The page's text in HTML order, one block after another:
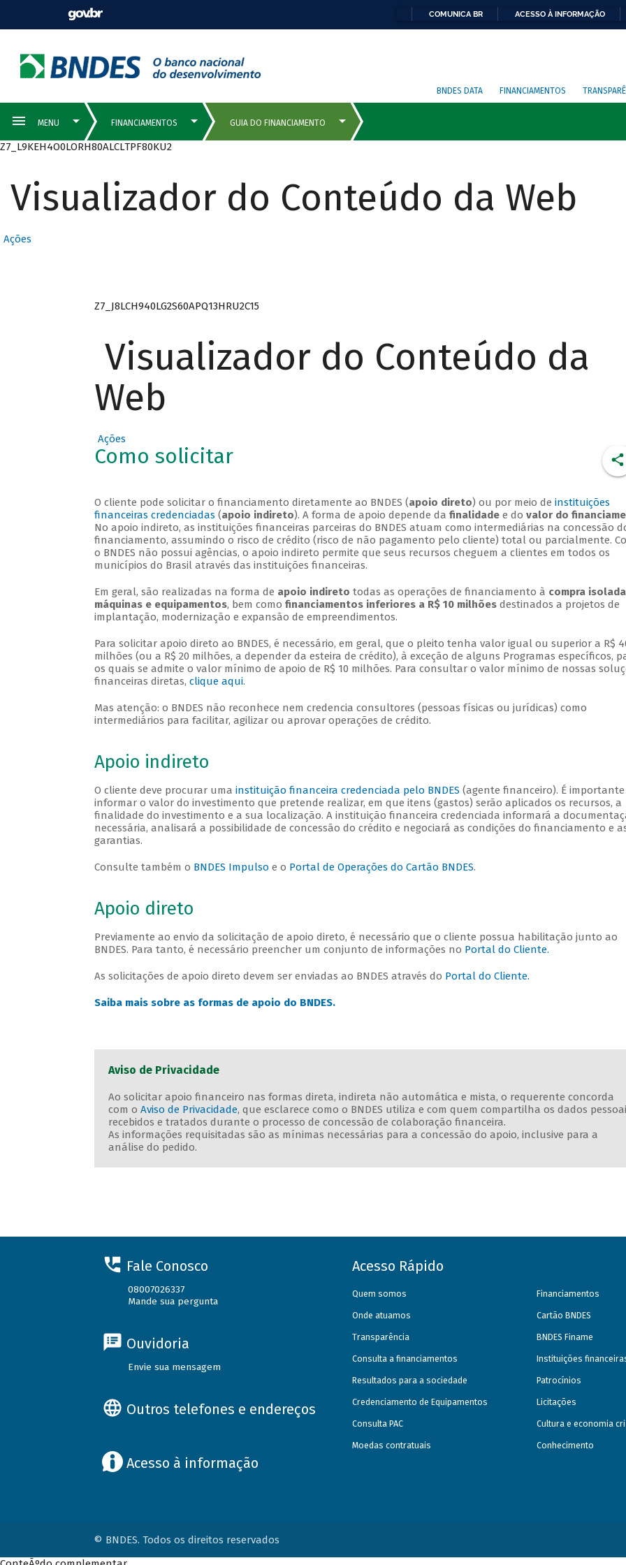
COMUNICA BR ACESSO À INFORMAÇÃO
BNDES DATA FINANCIAMENTOS
Z7_L9KEH4O0LORH80ALCLTPF80KU2
Visualizador do Conteúdo da Web
Ações
Z7_J8LCH940LG2S60APQ13HRU2C15
Visualizador do Conteúdo da
Web
Ações
Como solicitar
O cliente pode solicitar o financiamento diretamente ao BNDES (apoio direto) ou por meio de instituições
financeiras credenciadas (apoio indireto). A forma de apoio depende da finalidadee do valor do
No apoio indireto, as instituições financeiras parceiras do BNDES atuam como intermediárias na concessão
financiamento, assumindo o risco de crédito (risco de não pagamento pelo cliente) total ou parcialmente.
o BNDES não possui agências, o apoio indireto permite que seus recursos cheguem a clientes em todos os
municípios do Brasil através das instituições financeiras.
Em geral, são realizadas na forma de apoio indireto todas as operações de financiamento à compra
máquinas e equipamentos, bem como financiamentos inferiores a R$ 10 milhõesdestinados a projetos de
implantação, modernização e expansão de empreendimentos.
Para solicitar apoio direto ao BNDES, é necessário, em geral, que o pleito tenha valor igual ou superior a R$
milhões (ou a R$ 20 milhões, a depender da esteira de crédito), à exceção de alguns Programas específicos,
os quais se admite o valor mínimo de apoio de R$ 10 milhões. Para consultar o valor mínimo de nossas
financeiras diretas, clique aqui.
Mas atenção: o BNDES não reconhece nem credencia consultores (pessoas físicas ou jurídicas) como
intermediários para facilitar, agilizar ou aprovar operações de crédito.
Apoio indireto
O cliente deve procurar uma instituição financeira credenciada pelo BNDES (agente financeiro). É importante
informar o valor do investimento que pretende realizar, em que itens (gastos) serão aplicados os recursos, a
finalidade do investimento e a sua localização. A instituição financeira credenciada informará a
necessária, analisará a possibilidade de concessão do crédito e negociará as condições do financiamento e
garantias.
Consulte também o BNDES Impulso e o Portal de Operações do Cartão BNDES.
Apoio direto
Previamente ao envio da solicitação de apoio direto, é necessário que o cliente possua habilitação junto ao
BNDES. Para tanto, é necessário preencher um conjunto de informações no Portal do Cliente.
As solicitações de apoio direto devem ser enviadas ao BNDES através do Portal do Cliente.
Saiba mais sobre as formas de apoio do BNDES.
Aviso de Privacidade
Ao solicitar apoio financeiro nas formas direta, indireta não automática e mista, o requerente concorda
com o Aviso de Privacidade, que esclarece como o BNDES utiliza e com quem compartilha os dados
recebidos e tratados durante o processo de concessão de colaboração financeira.
As informações requisitadas são as mínimas necessárias para a concessão do apoio, inclusive para a
análise do pedido.
Fale Conosco
08007026337
Mande sua pergunta
Ouvidoria
Envie sua mensagem
Outros telefones e endereços
Acesso à informação
Acesso Rápido
Quem somos
Onde atuamos
Transparência
Consulta a financiamentos
Resultados para a sociedade
Credenciamento de Equipamentos
Consulta PAC
Moedas contratuais
Financiamentos
Cartão BNDES
BNDES Finame
Instituições
Patrocínios
Licitações
Cultura e economia
Conhecimento
© BNDES. Todos os direitos reservados